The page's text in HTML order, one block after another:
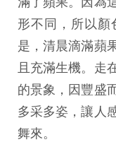
形不同，所以
是，清晨滴滿蘋
且充滿生機。走
的景象，因豐盛
多采多姿，讓人
舞來。